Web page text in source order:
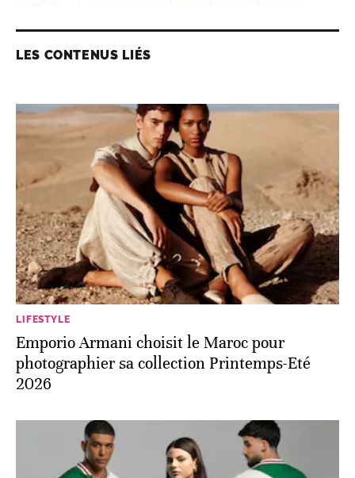
LES CONTENUS LIÉS
LIFESTYLE
Emporio Armani choisit le Maroc pour
photographier sa collection Printemps-Eté
2026